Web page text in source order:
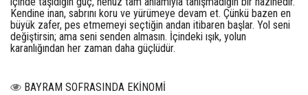
Kendine inan, sabrını koru ve yürümeye devam et. Çünkü bazen en
büyük zafer, pes etmemeyi seçtiğin andan itibaren başlar. Yol seni
değiştirsin; ama seni senden almasın. İçindeki ışık, yolun
karanlığından her zaman daha güçlüdür.
BAYRAM SOFRASINDA EKİNOMİ